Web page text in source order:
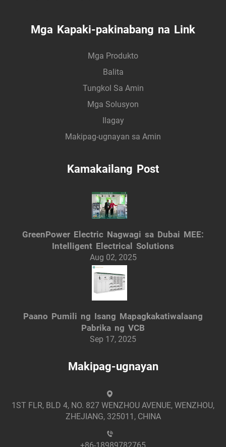
Mga Kapaki-pakinabang na Link
Mga Produkto
Balita
Tungkol Sa Amin
Mga Solusyon
Ilagay
Makipag-ugnayan sa Amin
Kamakailang Post
GreenPower Electric Nagwagi sa Dubai MEE:
Intelligent Electrical Solutions
Aug 02, 2025
Paano Pumili ng Isang Mapagkakatiwalaang
Pabrika ng VCB
Sep 17, 2025
Makipag-ugnayan
1ST FLR, BLD 4, NO. 827 WENZHOU AVENUE, WENZHOU,
ZHEJIANG, 325011, CHINA
+86-18989782765